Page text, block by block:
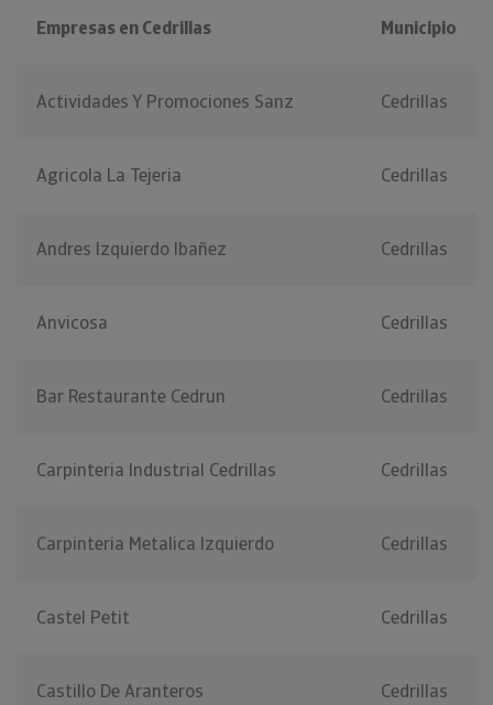
Empresas en Cedrillas Municipio
Actividades Y Promociones Sanz Cedrillas
Agricola La Tejeria Cedrillas
Andres Izquierdo Ibañez Cedrillas
Anvicosa Cedrillas
Bar Restaurante Cedrun Cedrillas
Carpinteria Industrial Cedrillas Cedrillas
Carpinteria Metalica Izquierdo Cedrillas
Castel Petit Cedrillas
Castillo De Aranteros Cedrillas